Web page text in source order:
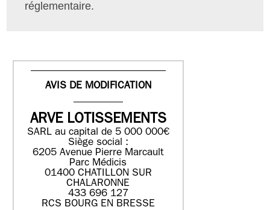
réglementaire.
AVIS DE MODIFICATION
ARVE LOTISSEMENTS
SARL au capital de 5 000 000€
Siège social :
6205 Avenue Pierre Marcault
Parc Médicis
01400 CHATILLON SUR
CHALARONNE
433 696 127
RCS BOURG EN BRESSE